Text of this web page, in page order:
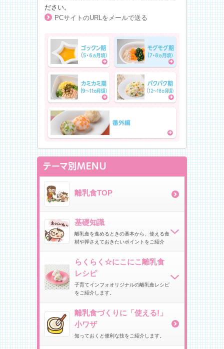
ださい。
PCサイトのURLをメールで送る
離乳食TOP
基礎知識
離乳食を進めるときの基本から、 使 える食
材や押さえておきたいポイントをご紹介
らくらく☆にこにこ離乳食
レシピ
子育てインフォオリジナルの離乳食レシピ
をご紹介します。
離乳食づくりに 「 使える!」
小ワザ
知っておくと便利な技をご紹介します。